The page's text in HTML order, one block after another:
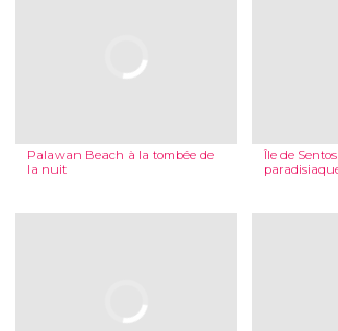
Palawan Beach à la tombée de
la nuit
Île de